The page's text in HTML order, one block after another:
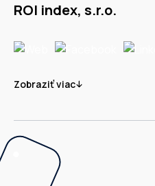
ROI index, s.r.o.
Zobraziť viac